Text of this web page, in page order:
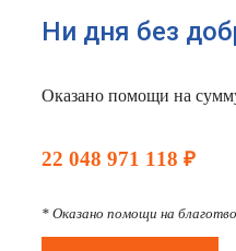
Ни дня без
Оказано помощи на
22 048 971 118 ₽
* Оказано помощи на